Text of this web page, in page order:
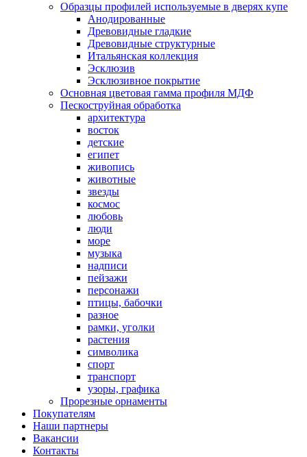
Образцы профилей используемые в дверях купе
Анодированные
Древовидные гладкие
Древовидные структурные
Итальянская коллекция
Эсклюзив
Эсклюзивное покрытие
Основная цветовая гамма профиля МДФ
Пескоструйная обработка
архитектура
восток
детские
египет
живопись
животные
звезды
космос
любовь
люди
море
музыка
надписи
пейзажи
персонажи
птицы, бабочки
разное
рамки, уголки
растения
символика
спорт
транспорт
узоры, графика
Прорезные орнаменты
Покупателям
Наши партнеры
Вакансии
Контакты